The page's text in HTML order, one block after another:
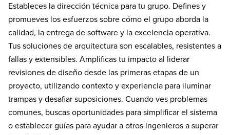
Estableces la dirección técnica para tu grupo. Defines y
promueves los esfuerzos sobre cómo el grupo aborda la
calidad, la entrega de software y la excelencia operativa.
Tus soluciones de arquitectura son escalables, resistentes a
fallas y extensibles. Amplificas tu impacto al liderar
revisiones de diseño desde las primeras etapas de un
proyecto, utilizando contexto y experiencia para iluminar
trampas y desafiar suposiciones. Cuando ves problemas
comunes, buscas oportunidades para simplificar el sistema
o establecer guías para ayudar a otros ingenieros a superar